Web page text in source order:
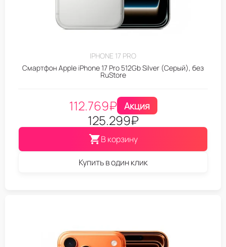
IPHONE 17 PRO
Смартфон Apple iPhone 17 Pro 512Gb Silver (Серый), без
RuStore
112.769₽ Акция
125.299₽
В корзину
Купить в один клик